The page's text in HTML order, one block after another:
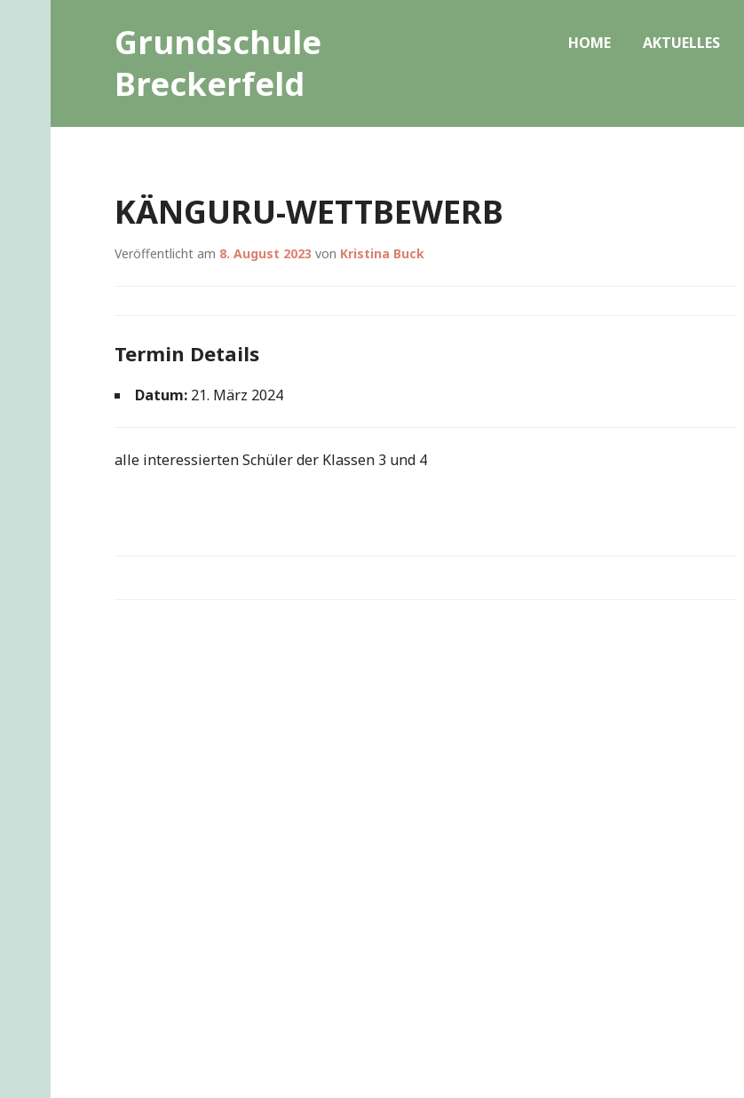
Grundschule
Breckerfeld
HOME AKTUELLES
KÄNGURU-WETTBEWERB
Veröffentlicht am 8. August 2023 von Kristina Buck
Termin Details
Datum: 21. März 2024
alle interessierten Schüler der Klassen 3 und 4